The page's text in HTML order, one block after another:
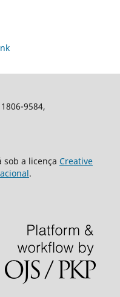
9584,
sob a licença Creative
.